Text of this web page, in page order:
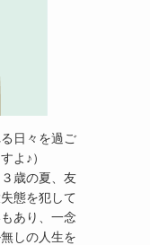
日々を過ご
よ♪）
歳の夏、友
態を犯して
あり、一念
しの人生を